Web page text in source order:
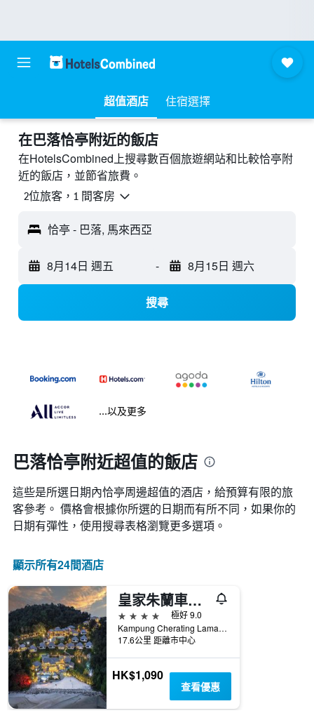
超值酒店 住宿選擇
​在巴落恰亭附近​的飯店
在HotelsCombined上搜尋數百個旅遊網站和比較恰亭附
近的飯店，並節省旅費。
2位旅客，1 間客房
恰亭 - 巴落, 馬來西亞
8月14日 週五 - 8月15日 週六
搜尋
...以及更多
巴落恰亭附近超值的飯店
這些是所選日期內恰亭​周邊超值的​酒店，給預算有限的旅
客參考。 價格會根據你所選的日期而有所不同，如果你的
日期有彈性，使用搜尋表格瀏覽更多選項。
顯示所有24間酒店
皇家朱蘭車拉汀別墅飯店
4星級
極好 9.0
Kampung Cherating Lama 2610, 巴落, 馬來西亞
17.6公里 距離市中心
HK$1,090
查看優惠